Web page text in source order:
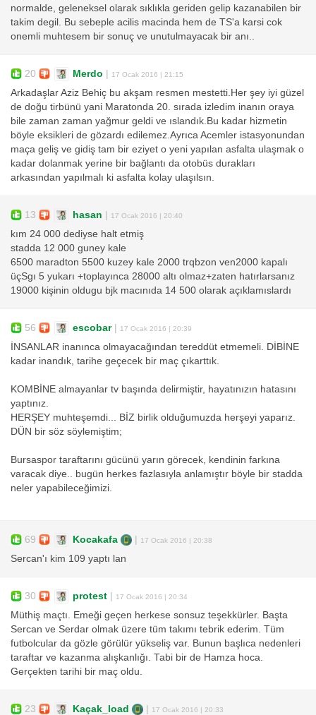
normalde, geleneksel olarak sıklıkla geriden gelip kazanabilen bir
takim degil. Bu sebeple acilis macinda hem de TS'a karsi cok
onemli muhtesem bir sonuç ve unutulmayacak bir anı..
20 Merdo | 17 Ocak 2016 | 21:15
Arkadaşlar Aziz Behiç bu akşam resmen mestetti.Her şey iyi güzel
de doğu tirbünü yani Maratonda 20. sırada izledim inanın oraya
bile zaman zaman yağmur geldi ve ıslandık.Bu kadar hizmetin
böyle eksikleri de gözardı edilemez.Ayrıca Acemler istasyonundan
maça geliş ve gidiş tam bir eziyet o yeni yapılan asfalta ulaşmak o
kadar dolanmak yerine bir bağlantı da otobüs durakları
arkasından yapılmalı ki asfalta kolay ulaşılsın.
13 hasan | 17 Ocak 2016 | 20:40
kım 24 000 dediyse halt etmiş
stadda 12 000 guney kale
6500 maradton 5500 kuzey kale 2000 trqbzon ven2000 kapalı
üçSgı 5 yukarı +toplayınca 28000 altı olmaz+zaten hatırlarsanız
19000 kişinin oldugu bjk macınıda 14 500 olarak açıklamıslardı
56 escobar| 17 Ocak 2016 | 20:39
İNSANLAR inanınca olmayacağından tereddüt etmemeli. DİBİNE
kadar inandık, tarihe geçecek bir maç çıkarttık.
KOMBİNE almayanlar tv başında delirmiştir, hayatınızın hatasını
yaptınız.
HERŞEY muhteşemdi... BİZ birlik olduğumuzda herşeyi yaparız.
DÜN bir söz söylemiştim;
Bursaspor taraftarını gücünü yarın görecek, kendinin farkına
varacak diye.. bugün herkes fazlasıyla anlamıştır böyle bir stadda
neler yapabileceğimizi.
69 Kocakafa | 17 Ocak 2016 | 20:38
Sercan'ı kim 109 yaptı lan
30 protest | 17 Ocak 2016 | 20:34
Müthiş maçtı. Emeği geçen herkese sonsuz teşekkürler. Başta
Sercan ve Serdar olmak üzere tüm takımı tebrik ederim. Tüm
futbolcular da gözle görülür yükseliş var. Bunun başlıca nedenleri
taraftar ve kazanma alışkanlığı. Tabi bir de Hamza hoca.
Gerçekten tarihi bir maç oldu.
23 Kaçak_load | 17 Ocak 2016 | 20:33